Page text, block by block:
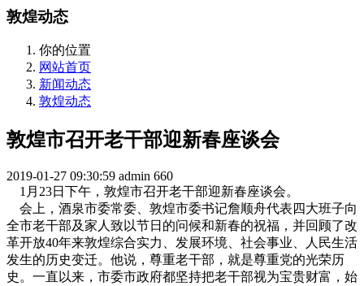
敦煌动态
你的位置
网站首页
新闻动态
敦煌动态
敦煌市召开老干部迎新春座谈会
2019-01-27 09:30:59 admin 660
1月23日下午，敦煌市召开老干部迎新春座谈会。
会上，酒泉市委常委、敦煌市委书记詹顺舟代表四大班子向
全市老干部及家人致以节日的问候和新春的祝福，并回顾了改
革开放40年来敦煌综合实力、发展环境、社会事业、人民生活
发生的历史变迁。他说，尊重老干部，就是尊重党的光荣历
史。一直以来，市委市政府都坚持把老干部视为宝贵财富，始